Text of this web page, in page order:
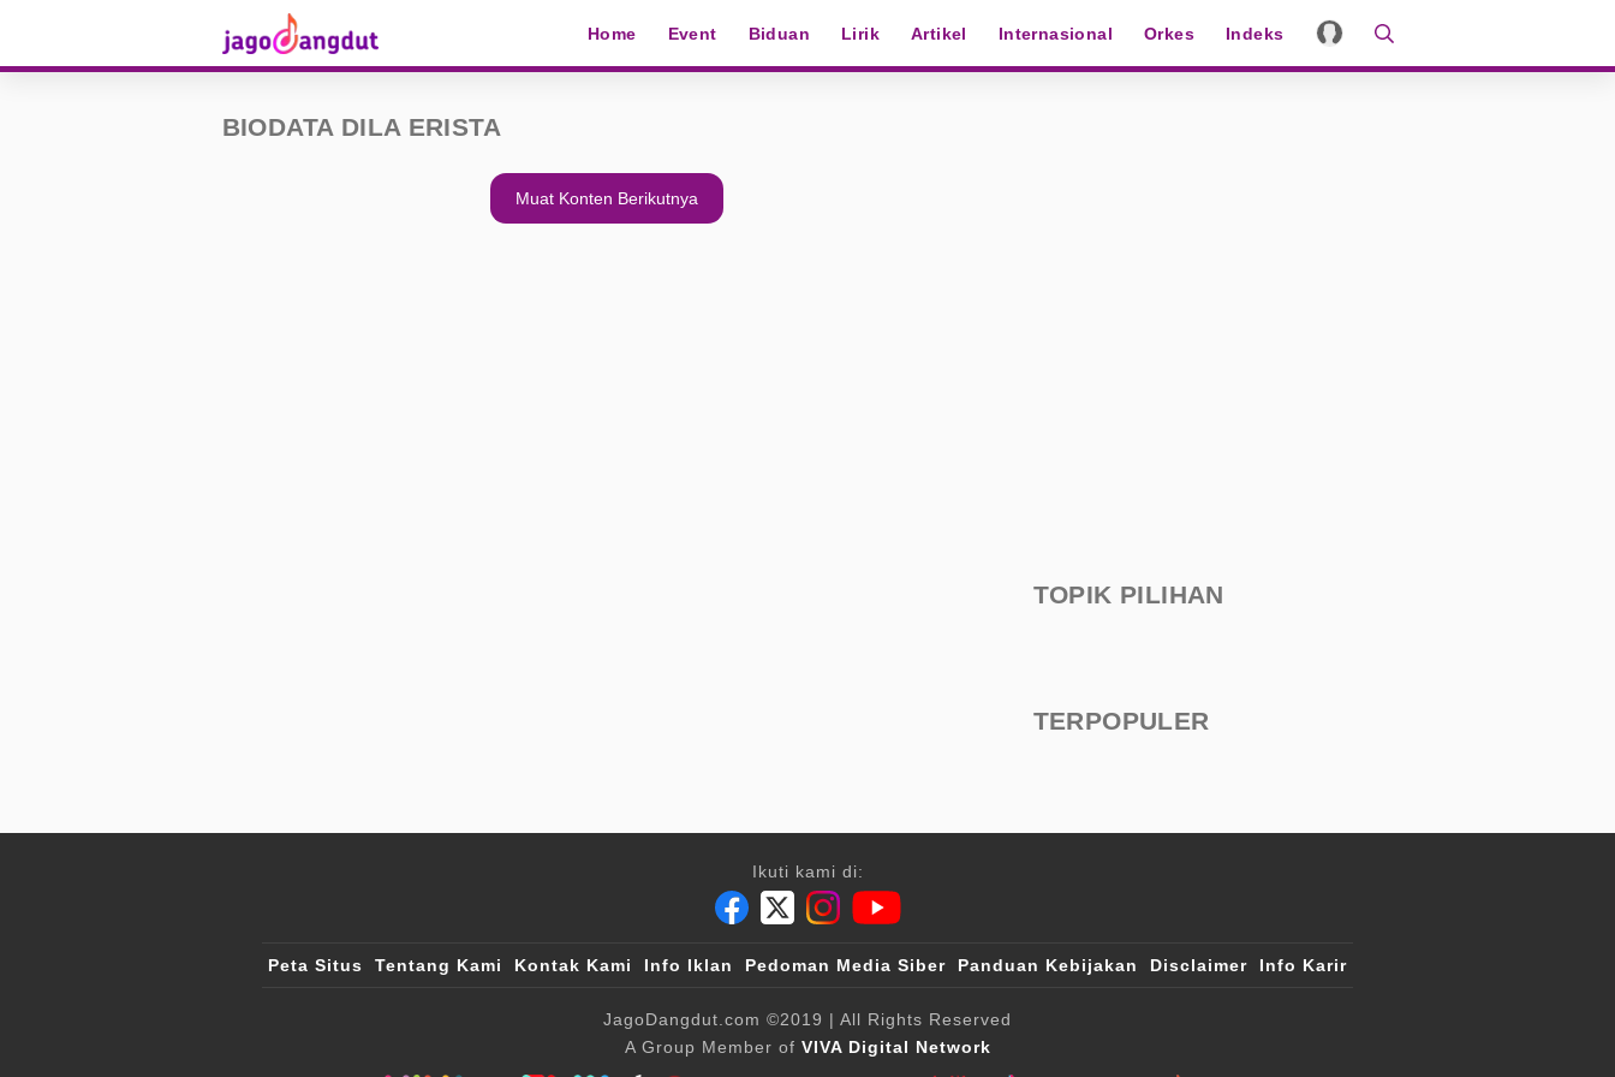
Home Event Biduan Lirik Artikel Internasional Orkes Indeks
BIODATA DILA ERISTA
Muat Konten Berikutnya
TOPIK PILIHAN
TERPOPULER
Ikuti kami di:
Peta Situs Tentang Kami Kontak Kami Info Iklan Pedoman Media Siber Panduan Kebijakan Disclaimer Info Karir
JagoDangdut.com ©2019 | All Rights Reserved
A Group Member of VIVA Digital Network